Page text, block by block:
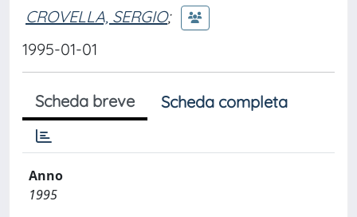
CROVELLA, SERGIO;
1995-01-01
Scheda breve Scheda completa
Anno
1995